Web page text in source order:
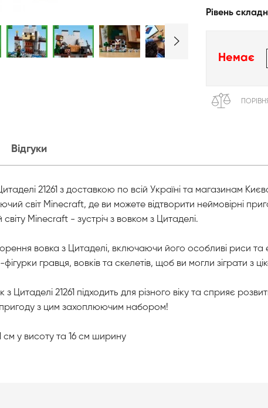
Рівень
Немає
Відгуки
21261 з доставкою по всій Україні та магазинам
світ Minecraft, де ви можете відтворити неймовірні
Minecraft - зустріч з вовком з Цитаделі.
вовка з Цитаделі, включаючи його особливі риси
гравця, вовків та скелетів, щоб ви могли зіграти з
Цитаделі 21261 підходить для різного віку та сприяє
з цим захоплюючим набором!
см у висоту та 16 см ширину